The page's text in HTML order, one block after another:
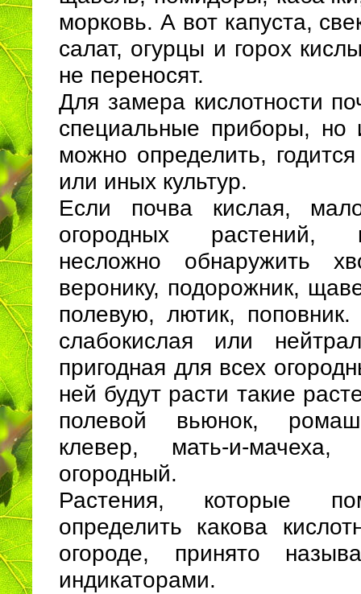
морковь. А вот капуста,
салат, огурцы и горох
не переносят.
Для замера кислотности
специальные приборы, но
можно определить,
или иных культур.
Если почва кислая,
огородных растений,
несложно обнаружить
веронику, подорожник,
полевую, лютик,
слабокислая или
пригодная для всех
ней будут расти такие
полевой вьюнок,
клевер, мать-и-
огородный.
Растения, которые
определить какова
огороде, принято
индикаторами.